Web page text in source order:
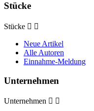
Stücke
Stücke  
Neue Artikel
Alle Autoren
Einnahme-Meldung
Unternehmen
Unternehmen  